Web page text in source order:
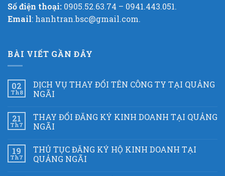
Số điện thoại: 0905.52.63.74 – 0941.443.051.
Email: hanhtran.bsc@gmail.com.
BÀI VIẾT GẦN ĐÂY
02
Th8
DỊCH VỤ THAY ĐỔI TÊN CÔNG TY TẠI QUẢNG
NGÃI
21
Th7
THAY ĐỔI ĐĂNG KÝ KINH DOANH TẠI QUẢNG
NGÃI
19
Th7
THỦ TỤC ĐĂNG KÝ HỘ KINH DOANH TẠI
QUẢNG NGÃI